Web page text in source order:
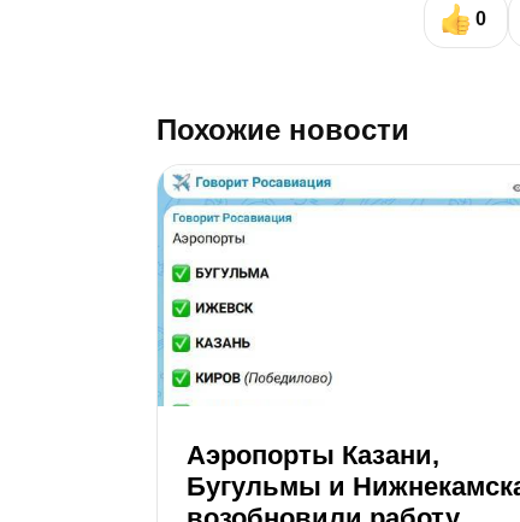
0
Похожие новости
Аэропорты Казани,
Бугульмы и